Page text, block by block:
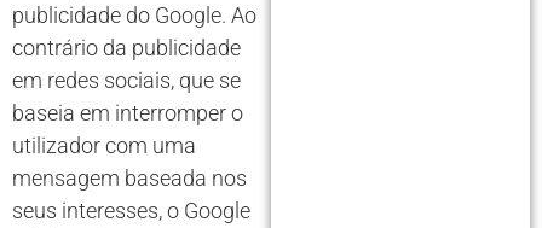
publicidade do Google. Ao
contrário da publicidade
em redes sociais, que se
baseia em interromper o
utilizador com uma
mensagem baseada nos
seus interesses, o Google